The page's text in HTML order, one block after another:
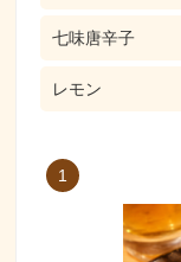
七味唐辛子
レモン
1